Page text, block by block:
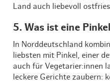
Land auch liebevoll
5. Was ist eine
In Norddeutschland
liebsten mit Pinkel, einer
auch für Vegetarier:innen
leckere Gerichte zaubern: